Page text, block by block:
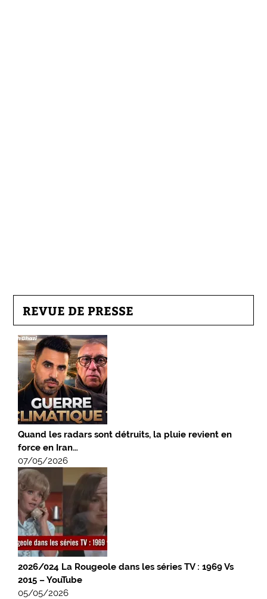
REVUE DE PRESSE
Quand les radars sont détruits, la pluie revient en
force en Iran…
07/05/2026
2026/024 La Rougeole dans les séries TV : 1969 Vs
2015 – YouTube
05/05/2026